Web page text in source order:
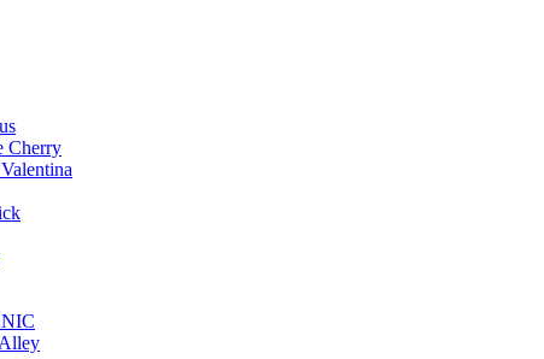
Cherry